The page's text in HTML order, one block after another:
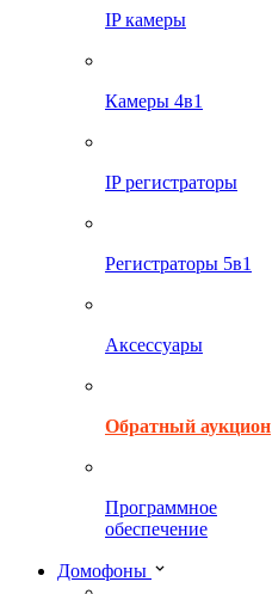
IP камеры
Камеры 4в1
IP регистраторы
Регистраторы 5в1
Аксессуары
Обратный аукцион
Программное
обеспечение
Домофоны